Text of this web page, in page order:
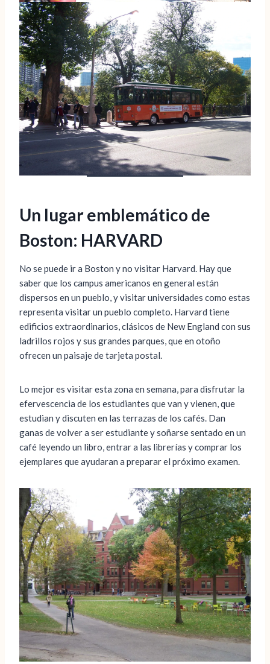
Un lugar emblemático de
Boston: HARVARD
No se puede ir a Boston y no visitar Harvard. Hay que
saber que los campus americanos en general están
dispersos en un pueblo, y visitar universidades como estas
representa visitar un pueblo completo. Harvard tiene
edificios extraordinarios, clásicos de New England con sus
ladrillos rojos y sus grandes parques, que en otoño
ofrecen un paisaje de tarjeta postal.
Lo mejor es visitar esta zona en semana, para disfrutar la
efervescencia de los estudiantes que van y vienen, que
estudian y discuten en las terrazas de los cafés. Dan
ganas de volver a ser estudiante y soñarse sentado en un
café leyendo un libro, entrar a las librerías y comprar los
ejemplares que ayudaran a preparar el próximo examen.